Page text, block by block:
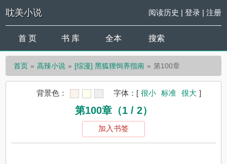
耽美小说 阅读历史 | 登录| 注册
首 页 书 库 全本 搜索
首页 高辣小说 [综漫] 黑狐狸饲养指南 第100章
背景色： 字体： [ 很小 标准 很大 ]
第100章（1 / 2）
加入书签